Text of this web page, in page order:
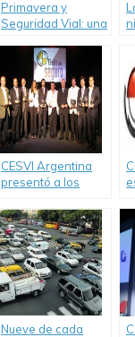
Primavera y
Seguridad Vial: una
posible
CESVI Argentina
presentó a los
de 2012.
Nueve de cada